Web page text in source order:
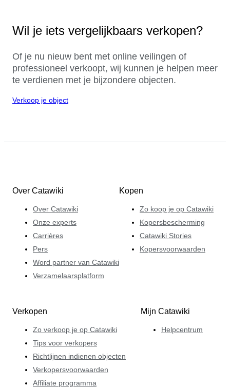
Wil je iets vergelijkbaars verkopen?
Of je nu nieuw bent met online veilingen of
professioneel verkoopt, wij kunnen je helpen meer
te verdienen met je bijzondere objecten.
Verkoop je object
Over Catawiki
Over Catawiki
Onze experts
Carrières
Pers
Word partner van Catawiki
Verzamelaarsplatform
Kopen
Zo koop je op Catawiki
Kopersbescherming
Catawiki Stories
Kopersvoorwaarden
Verkopen
Zo verkoop je op Catawiki
Tips voor verkopers
Richtlijnen indienen objecten
Verkopersvoorwaarden
Affiliate programma
Mijn Catawiki
Helpcentrum